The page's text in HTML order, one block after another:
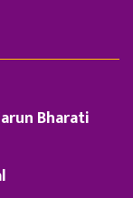
Bharati